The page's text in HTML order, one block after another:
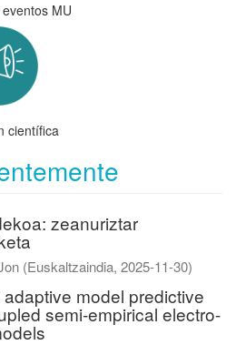
MU
científica
zeanuriztar
(Euskaltzaindia, 2025-11-30)
model predictive
semi-empirical electro-